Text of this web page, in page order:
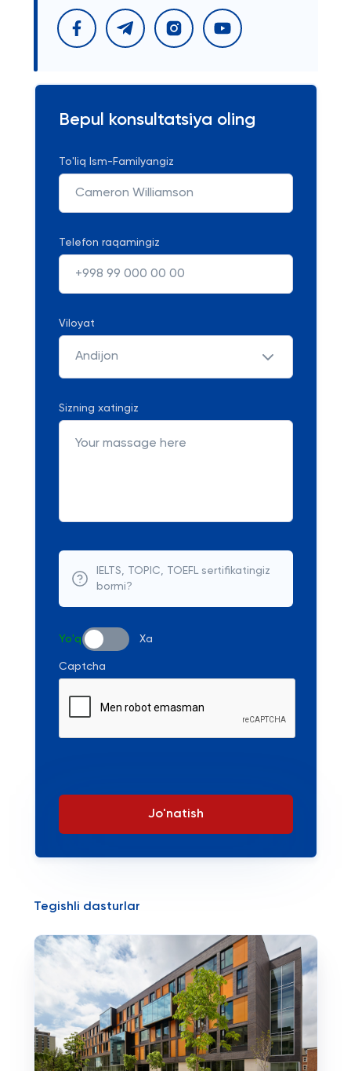
Bepul konsultatsiya oling
To'liq Ism-Familyangiz
Telefon raqamingiz
Viloyat
Andijon
Sizning xatingiz
IELTS, TOPIC, TOEFL sertifikatingiz
bormi?
Yo'q Xa
Captcha
Jo'natish
Tegishli dasturlar